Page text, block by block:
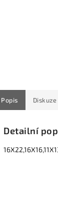
Popis Diskuze
Detailní